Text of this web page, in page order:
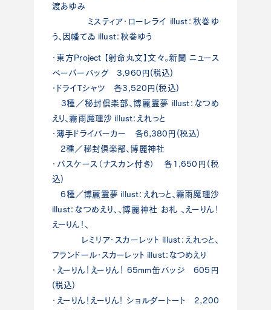
渡あゆみ
ミスティア・ローレライ illust：秋巻ゆ
う、因幡てゐ illust：秋巻ゆう
・東方Project 【射命丸文】文々。新聞 ニュース
ペーパーバッグ 3,960円(税込)
・ドライTシャツ 各3,520円(税込)
3種／秘封倶楽部、博麗霊夢 illust：なつめ
えり、霧雨魔理沙 illust：えれっと
・薄手ドライパーカー 各6,380円(税込)
2種／秘封倶楽部、博麗神社
・パスケース（ナスカン付き） 各1,650円(税
込)
6種／博麗霊夢 illust：えれっと、霧雨魔理沙
illust：なつめえり、、博麗神社 お札 、えーりん！
えーりん！、
レミリア・スカーレット illust：えれっと、
フランドール・スカーレット illust：なつめえり
・えーりん！えーりん！ 65mm缶バッジ 605円
(税込)
・えーりん！えーりん！ ショルダートート 2,200